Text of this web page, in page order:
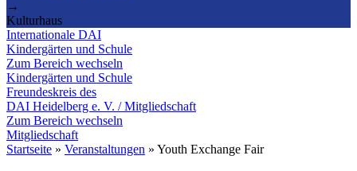
→
Kulturhaus
Internationale DAI
Kindergärten und Schule
Zum Bereich wechseln
Kindergärten und Schule
Freundeskreis des
DAI Heidelberg e. V. / Mitgliedschaft
Zum Bereich wechseln
Mitgliedschaft
Startseite » Veranstaltungen » Youth Exchange Fair